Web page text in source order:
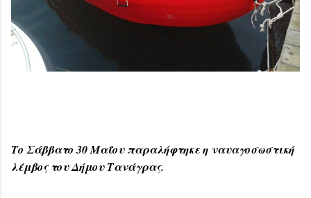
Το Σάββατο 30 Μαΐου παραλήφτηκε η ναυαγοσωστική
λέμβος του Δήμου Τανάγρας.